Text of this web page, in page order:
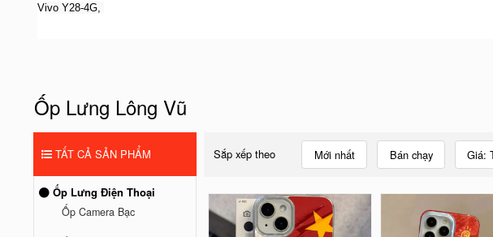
Vivo Y28-4G,
Ốp Lưng Lông Vũ
TẤT CẢ SẢN PHẨM
Ốp Lưng Điện Thoại
Ốp Camera Bạc
Sắp xếp theo Mới nhất Bán chạy Giá: